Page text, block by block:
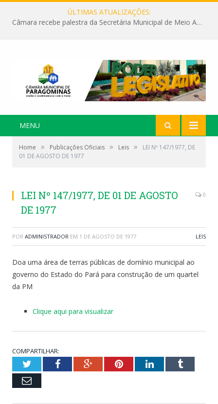
ÚLTIMAS ATUALIZAÇÕES:
Câmara recebe palestra da Secretária Municipal de Meio Ambiente sobre as ações da “SEMANA DO MEIO AMBIENTE”
MENU
Home » Publicações Oficiais » Leis »
LEI Nº 147/1977, DE
01 DE AGOSTO DE 1977
LEI Nº 147/1977, DE 01 DE AGOSTO
DE 1977
0
POR ADMINISTRADOR EM 1 DE AGOSTO DE 1977 LEIS
Doa uma área de terras públicas de domínio municipal ao
governo do Estado do Pará para construção de um quartel
da PM
Clique aqui para visualizar
COMPARTILHAR:
TwitterFacebookGoogle+PinterestLinkedInTumblr
Email